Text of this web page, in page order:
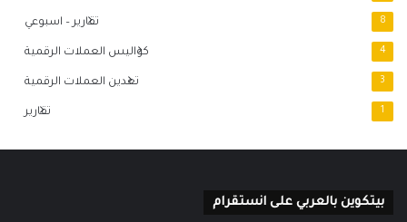
تقارير – اسبوعي 8
كواليس العملات الرقمية 4
تعدين العملات الرقمية 3
تقارير 1
بيتكوين بالعربي على انستقرام